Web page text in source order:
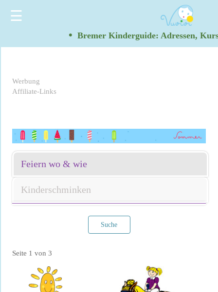
☰
• Bremer Kinderguide: Adressen,
Werbung
Affiliate-Links
Feiern wo & wie
Kinderschminken
Suche
Seite 1 von 3